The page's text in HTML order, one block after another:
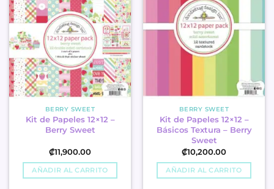
BERRY SWEET
Kit de Papeles 12×12 –
Berry Sweet
₡11,900.00
AÑADIR AL CARRITO
BERRY SWEET
Kit de Papeles 12×12 –
Básicos Textura – Berry
Sweet
₡10,200.00
AÑADIR AL CARRITO